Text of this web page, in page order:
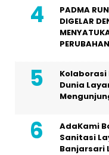
PADMA
DIGELAR
PERUBAHAN
Kolaborasi
Dunia
AdaKami
Sanitasi
Banjarsari